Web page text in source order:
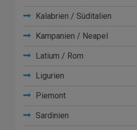
Kalabrien / Süditalien
Kampanien / Neapel
Latium / Rom
Ligurien
Piemont
Sardinien